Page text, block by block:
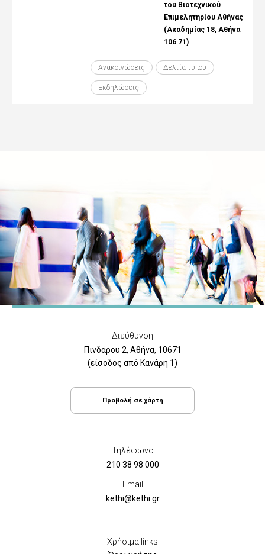
του Βιοτεχνικού
Επιμελητηρίου Αθήνας
(Ακαδημίας 18, Αθήνα
106 71)
Ανακοινώσεις Δελτία τύπου
Εκδηλώσεις
Διεύθυνση
Πινδάρου 2, Αθήνα, 10671
(είσοδος από Κανάρη 1)
Προβολή σε χάρτη
Τηλέφωνο
210 38 98 000
Email
kethi@kethi.gr
Χρήσιμα links